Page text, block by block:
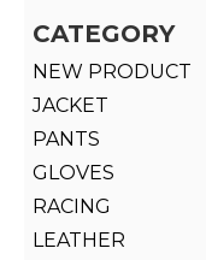
CATEGORY
NEW PRODUCT
JACKET
PANTS
GLOVES
RACING
LEATHER